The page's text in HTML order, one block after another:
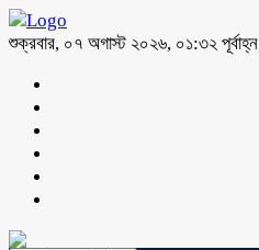
শুক্রবার, ০৭ অগাস্ট ২০২৬, ০১:৩২ পূর্বাহ্ন